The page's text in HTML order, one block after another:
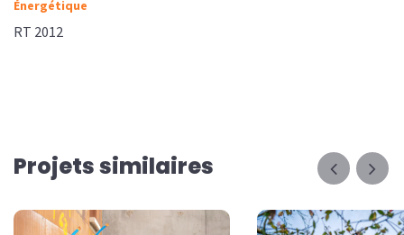
Énergétique
RT 2012
Projets similaires